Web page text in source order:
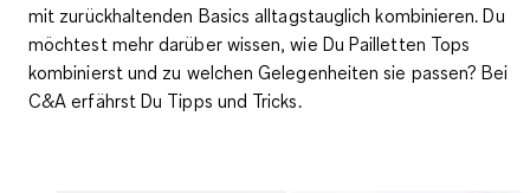
mit zurückhaltenden Basics alltagstauglich kombinieren. Du
möchtest mehr darüber wissen, wie Du Pailletten Tops
kombinierst und zu welchen Gelegenheiten sie passen? Bei
C&A erfährst Du Tipps und Tricks.